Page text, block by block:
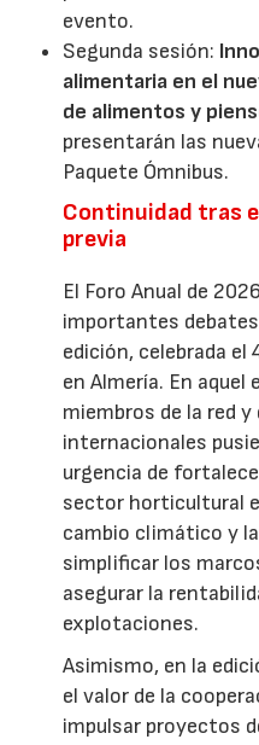
evento.
Segunda sesión:
alimentaria en el
de alimentos y
presentarán las
Paquete Ómnibus.
Continuidad tras
previa
El Foro Anual de
importantes
edición, celebrada el
en Almería. En aquel
miembros de la red
internacionales
urgencia de
sector horticultural
cambio climático y
simplificar los
asegurar la
explotaciones.
Asimismo, en la
el valor de la
impulsar proyectos